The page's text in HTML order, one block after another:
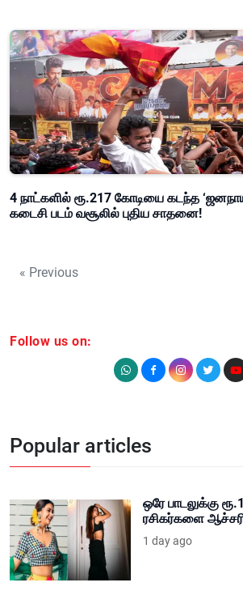
4 நாட்களில் ரூ.217 கோடியை கடந்த
கடைசி படம் வசூலில் புதிய சாதனை!
« Previous
Follow us on:
Popular articles
ஒரே பாடலுக்கு
ரசிகர்களை
1 day ago